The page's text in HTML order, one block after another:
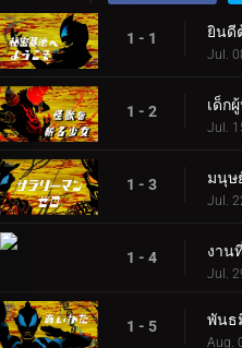
1 - 1 ยินดี
Jul.
1 - 2 เด็ก
Jul.
1 - 3 มนุษ
Jul.
1 - 4 งาน
Jul.
1 - 5 พันธ
Aug.